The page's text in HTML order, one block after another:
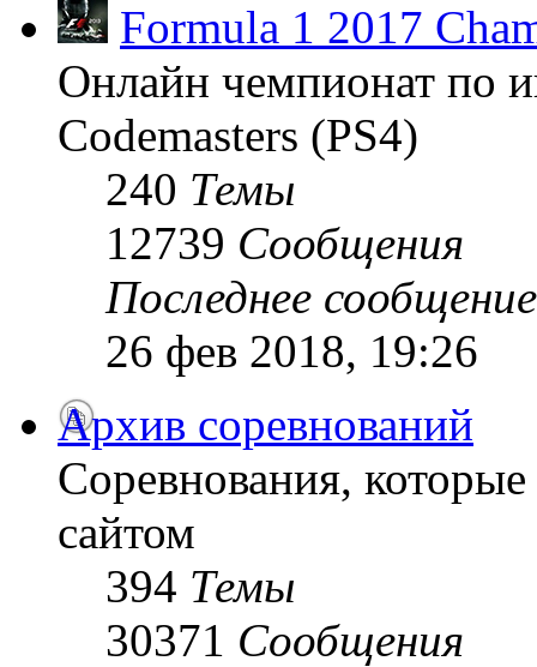
Formula 1 2017
Онлайн чемпионат по
Codemasters (PS4)
240 Темы
12739 Сообщения
Последнее сообщение
26 фев 2018, 19:26
Архив соревнований
Соревнования,
сайтом
394 Темы
30371 Сообщения